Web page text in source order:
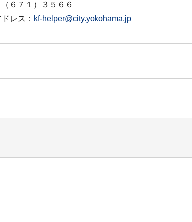
６７１）３５６６
レス： kf-helper@city.yokohama.jp